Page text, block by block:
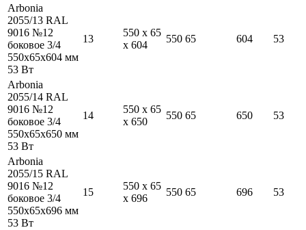
Arbonia
2055/13 RAL
9016 №12
боковое 3/4
550x65x604 мм
53 Вт
13
550 x 65
x 604
550 65 604 53
Arbonia
2055/14 RAL
9016 №12
боковое 3/4
550x65x650 мм
53 Вт
14
550 x 65
x 650
550 65 650 53
Arbonia
2055/15 RAL
9016 №12
боковое 3/4
550x65x696 мм
53 Вт
15
550 x 65
x 696
550 65 696 53